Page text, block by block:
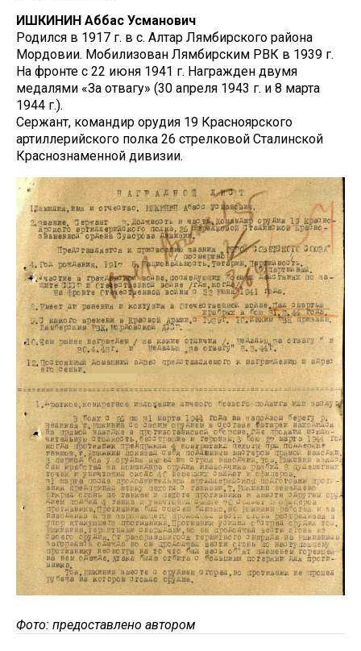
ИШКИНИН Аббас Усманович
Родился в 1917 г. в с. Алтар Лямбирского района
Мордовии. Мобилизован Лямбирским РВК в 1939 г.
На фронте с 22 июня 1941 г. Награжден двумя
медалями «За отвагу» (30 апреля 1943 г. и 8 марта
1944 г.).
Сержант, командир орудия 19 Красноярского
артиллерийского полка 26 стрелковой Сталинской
Краснознаменной дивизии.
Фото: предоставлено автором